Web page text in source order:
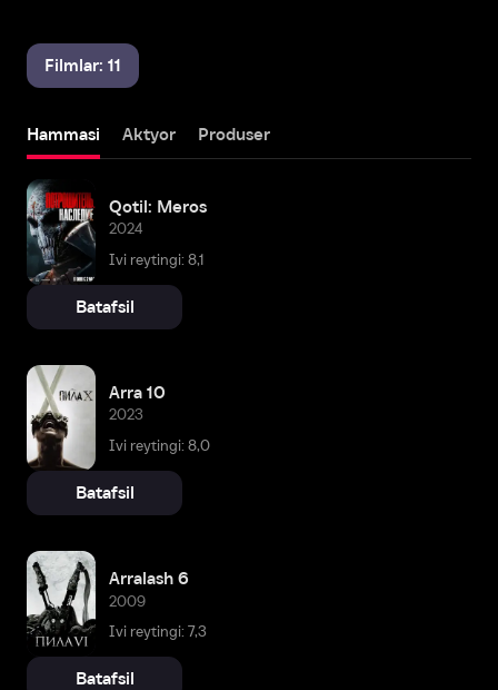
Filmlar: 11
Hammasi Aktyor Produser
Qotil: Meros
2024
Ivi reytingi: 8,1
Batafsil
Arra 10
2023
Ivi reytingi: 8,0
Batafsil
Arralash 6
2009
Ivi reytingi: 7,3
Batafsil